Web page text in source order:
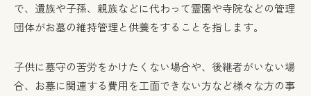
で、遺族や子孫、親族などに代わって霊園や寺院などの管理
団体がお墓の維持管理と供養をすることを指します。
子供に墓守の苦労をかけたくない場合や、後継者がいない場
合、お墓に関連する費用を工面できない方など様々な方の事